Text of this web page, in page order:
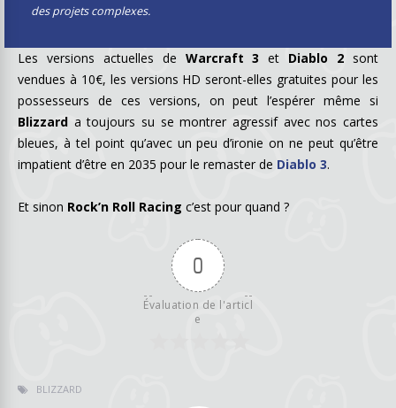
des projets complexes.
Les versions actuelles de Warcraft 3 et Diablo 2 sont
vendues à 10€, les versions HD seront-elles gratuites pour les
possesseurs de ces versions, on peut l’espérer même si
Blizzard a toujours su se montrer agressif avec nos cartes
bleues, à tel point qu’avec un peu d’ironie on ne peut qu’être
impatient d’être en 2035 pour le remaster de Diablo 3.
Et sinon Rock’n Roll Racing c’est pour quand ?
0
Évaluation de l'articl
e
BLIZZARD